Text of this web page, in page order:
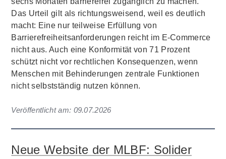
Das Urteil gilt als richtungsweisend, weil es deutlich
macht: Eine nur teilweise Erfüllung von
Barrierefreiheitsanforderungen reicht im E-Commerce
nicht aus. Auch eine Konformität von 71 Prozent
schützt nicht vor rechtlichen Konsequenzen, wenn
Menschen mit Behinderungen zentrale Funktionen
nicht selbstständig nutzen können.
Veröffentlicht am: 09.07.2026
Neue Website der MLBF: Solider